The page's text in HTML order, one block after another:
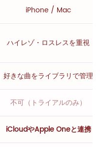
iPhone / Mac
ハイレゾ・ロスレスを重視
好きな曲をライブラリで管理
不可（トライアルのみ）
iCloudやApple Oneと連携